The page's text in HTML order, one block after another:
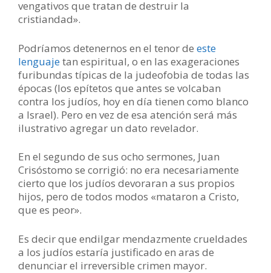
vengativos que tratan de destruir la
cristiandad».
Podríamos detenernos en el tenor de este
lenguajetan espiritual, o en las exageraciones
furibundas típicas de la judeofobia de todas las
épocas (los epítetos que antes se volcaban
contra los judíos, hoy en día tienen como blanco
a Israel). Pero en vez de esa atención será más
ilustrativo agregar un dato revelador.
En el segundo de sus ocho sermones, Juan
Crisóstomo se corrigió: no era necesariamente
cierto que los judíos devoraran a sus propios
hijos, pero de todos modos «mataron a Cristo,
que es peor».
Es decir que endilgar mendazmente crueldades
a los judíos estaría justificado en aras de
denunciar el irreversible crimen mayor.